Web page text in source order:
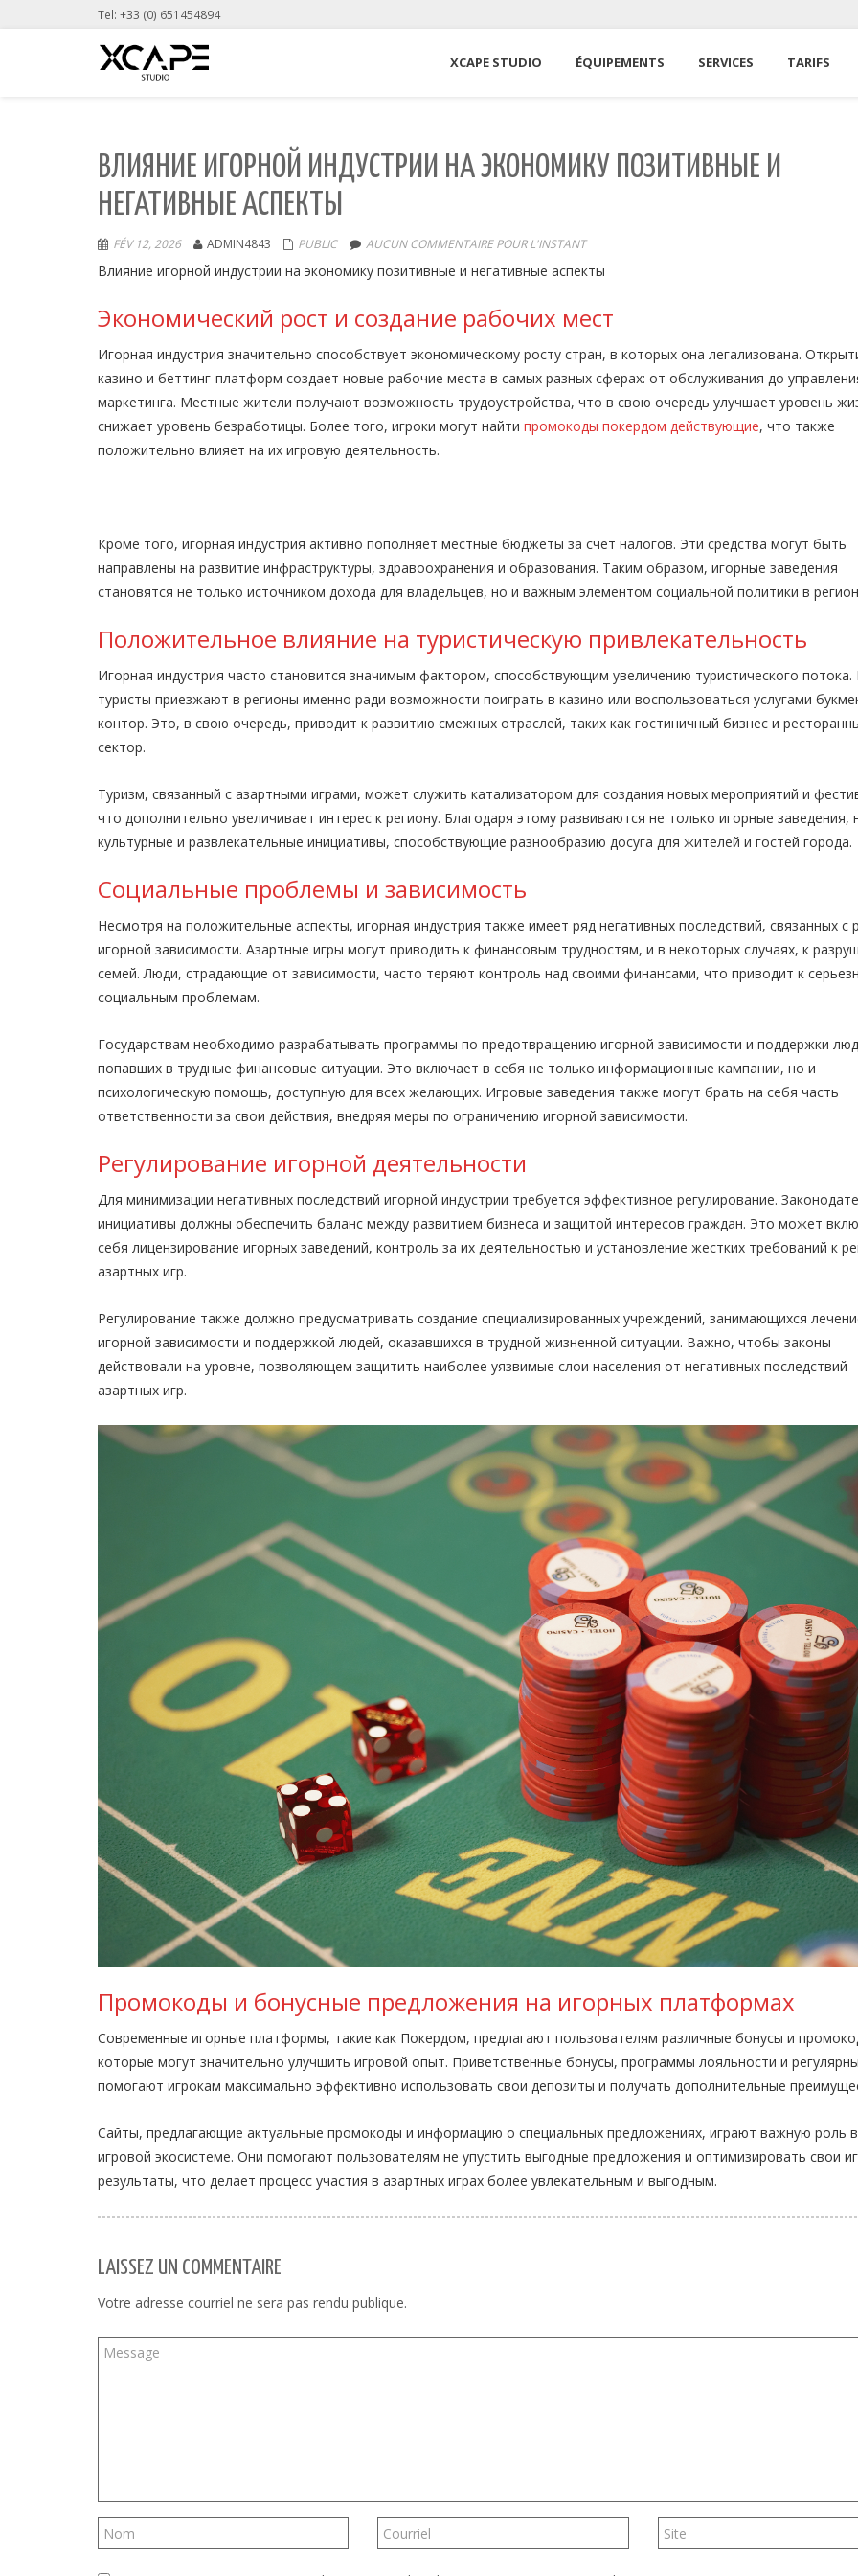
Tel: +33 (0) 651454894
XCAPE STUDIO ÉQUIPEMENTS SERVICES TARIFS
ВЛИЯНИЕ ИГОРНОЙ ИНДУСТРИИ НА ЭКОНОМИКУ ПОЗИТИВНЫЕ И
НЕГАТИВНЫЕ АСПЕКТЫ
FÉV 12, 2026 ADMIN4843 PUBLIC AUCUN COMMENTAIRE POUR L'INSTANT
Влияние игорной индустрии на экономику позитивные и негативные аспекты
Экономический рост и создание рабочих мест
Игорная индустрия значительно способствует экономическому росту стран, в которых она легализована.
казино и беттинг-платформ создает новые рабочие места в самых разных сферах: от обслуживания до
маркетинга. Местные жители получают возможность трудоустройства, что в свою очередь улучшает уровень
снижает уровень безработицы. Более того, игроки могут найти промокоды покердом действующие, что также
положительно влияет на их игровую деятельность.
Кроме того, игорная индустрия активно пополняет местные бюджеты за счет налогов. Эти средства могут быть
направлены на развитие инфраструктуры, здравоохранения и образования. Таким образом, игорные заведения
становятся не только источником дохода для владельцев, но и важным элементом социальной политики в
Положительное влияние на туристическую привлекательность
Игорная индустрия часто становится значимым фактором, способствующим увеличению туристического
туристы приезжают в регионы именно ради возможности поиграть в казино или воспользоваться услугами
контор. Это, в свою очередь, приводит к развитию смежных отраслей, таких как гостиничный бизнес и
сектор.
Туризм, связанный с азартными играми, может служить катализатором для создания новых мероприятий и
что дополнительно увеличивает интерес к региону. Благодаря этому развиваются не только игорные заведения,
культурные и развлекательные инициативы, способствующие разнообразию досуга для жителей и гостей города.
Социальные проблемы и зависимость
Несмотря на положительные аспекты, игорная индустрия также имеет ряд негативных последствий, связанных с
игорной зависимости. Азартные игры могут приводить к финансовым трудностям, и в некоторых случаях, к
семей. Люди, страдающие от зависимости, часто теряют контроль над своими финансами, что приводит к
социальным проблемам.
Государствам необходимо разрабатывать программы по предотвращению игорной зависимости и поддержки
попавших в трудные финансовые ситуации. Это включает в себя не только информационные кампании, но и
психологическую помощь, доступную для всех желающих. Игровые заведения также могут брать на себя часть
ответственности за свои действия, внедряя меры по ограничению игорной зависимости.
Регулирование игорной деятельности
Для минимизации негативных последствий игорной индустрии требуется эффективное регулирование.
инициативы должны обеспечить баланс между развитием бизнеса и защитой интересов граждан. Это может
себя лицензирование игорных заведений, контроль за их деятельностью и установление жестких требований к
азартных игр.
Регулирование также должно предусматривать создание специализированных учреждений, занимающихся
игорной зависимости и поддержкой людей, оказавшихся в трудной жизненной ситуации. Важно, чтобы законы
действовали на уровне, позволяющем защитить наиболее уязвимые слои населения от негативных последствий
азартных игр.
Промокоды и бонусные предложения на игорных платформах
Современные игорные платформы, такие как Покердом, предлагают пользователям различные бонусы и
которые могут значительно улучшить игровой опыт. Приветственные бонусы, программы лояльности и
помогают игрокам максимально эффективно использовать свои депозиты и получать дополнительные
Сайты, предлагающие актуальные промокоды и информацию о специальных предложениях, играют важную роль в
игровой экосистеме. Они помогают пользователям не упустить выгодные предложения и оптимизировать свои
результаты, что делает процесс участия в азартных играх более увлекательным и выгодным.
LAISSEZ UN COMMENTAIRE
Votre adresse courriel ne sera pas rendu publique.